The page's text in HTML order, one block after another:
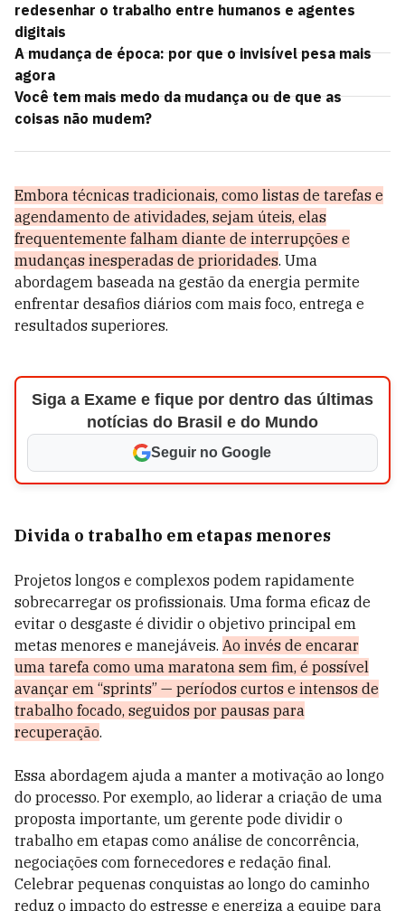
redesenhar o trabalho entre humanos e agentes
digitais
A mudança de época: por que o invisível pesa mais
agora
Você tem mais medo da mudança ou de que as
coisas não mudem?
Embora técnicas tradicionais, como listas de tarefas e
agendamento de atividades, sejam úteis, elas
frequentemente falham diante de interrupções e
mudanças inesperadas de prioridades. Uma
abordagem baseada na gestão da energia permite
enfrentar desafios diários com mais foco, entrega e
resultados superiores.
Siga a Exame e fique por dentro das últimas
notícias do Brasil e do Mundo
Seguir no Google
Divida o trabalho em etapas menores
Projetos longos e complexos podem rapidamente
sobrecarregar os profissionais. Uma forma eficaz de
evitar o desgaste é dividir o objetivo principal em
metas menores e manejáveis. Ao invés de encarar
uma tarefa como uma maratona sem fim, é possível
avançar em “sprints” — períodos curtos e intensos de
trabalho focado, seguidos por pausas para
recuperação.
Essa abordagem ajuda a manter a motivação ao longo
do processo. Por exemplo, ao liderar a criação de uma
proposta importante, um gerente pode dividir o
trabalho em etapas como análise de concorrência,
negociações com fornecedores e redação final.
Celebrar pequenas conquistas ao longo do caminho
reduz o impacto do estresse e energiza a equipe para